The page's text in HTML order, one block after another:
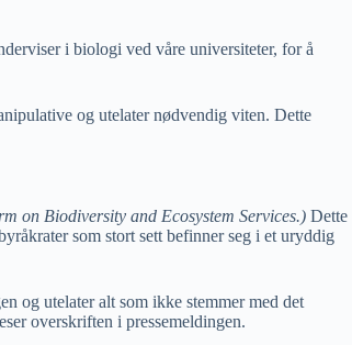
i biologi ved våre universiteter, for å
og utelater nødvendig viten. Dette
on Biodiversity and Ecosystem Services.) Dette
som stort sett befinner seg i et uryddig
og utelater alt som ikke stemmer med det
overskriften i pressemeldingen.